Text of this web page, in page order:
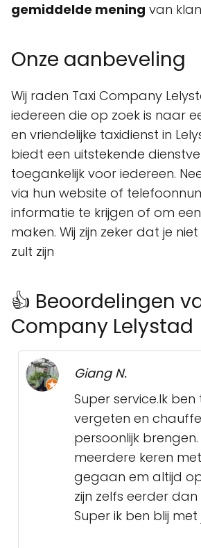
gemiddelde mening van
Onze aanbeveling
Wij raden Taxi Company
iedereen die op zoek is naar
en vriendelijke taxidienst in
biedt een uitstekende
toegankelijk voor iedereen.
via hun website of
informatie te krijgen of om
maken. Wij zijn zeker dat je
zult zijn
👍 Beoordelingen
Company Lelystad
Giang N.
Super service.Ik
vergeten en
persoonlijk
meerdere keren
gegaan em altijd
zijn zelfs eerder
Super ik ben blij met